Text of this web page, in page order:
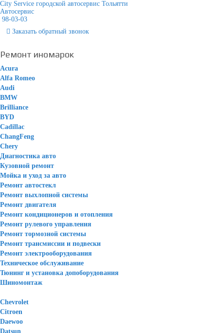
City Service городской автосервис Тольятти
Автосервис
98-03-03
Заказать обратный звонок
Ремонт иномарок
Acura
Alfa Romeo
Audi
BMW
Brilliance
BYD
Cadillac
ChangFeng
Chery
Диагностика авто
Кузовной ремонт
Мойка и уход за авто
Ремонт автостекл
Ремонт выхлопной системы
Ремонт двигателя
Ремонт кондиционеров и отопления
Ремонт рулевого управления
Ремонт тормозной системы
Ремонт трансмиссии и подвески
Ремонт электрооборудования
Техническое обслуживание
Тюнинг и установка допоборудования
Шиномонтаж
Chevrolet
Citroen
Daewoo
Datsun